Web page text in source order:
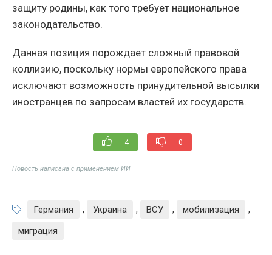
защиту родины, как того требует национальное
законодательство.
Данная позиция порождает сложный правовой
коллизию, поскольку нормы европейского права
исключают возможность принудительной высылки
иностранцев по запросам властей их государств.
4 0
Новость написана с применением ИИ
Германия , Украина , ВСУ , мобилизация
,
миграция